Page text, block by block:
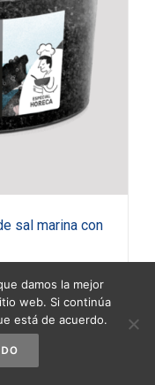
sal marina con
damos la mejor
web. Si continúa
está de acuerdo.